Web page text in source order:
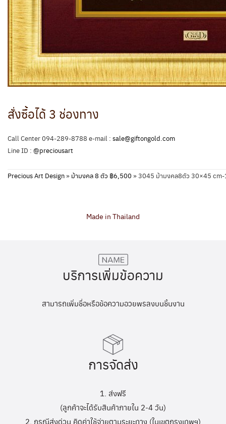
สั่งซื้อได้ 3 ช่องทาง
Call Center 094-289-8788 e-mail : sale@giftongold.com
Line ID : @preciousart
Precious Art Design» ม้ามงคล 8 ตัว ฿6,500 »3045 ม้ามงคล8ตัว 30×45
Made in Thailand
บริการเพิ่มข้อความ
สามารถเพิ่มชื่อหรือข้อความอวยพรลงบนชิ้นงาน
การจัดส่ง
1. ส่งฟรี
(ลูกค้าจะได้รับสินค้าภายใน 2-4 วัน)
2. กรณีส่งด่วน คิดค่าใช้จ่ายตามระยะทาง (ในเขตกรุงเทพฯ)